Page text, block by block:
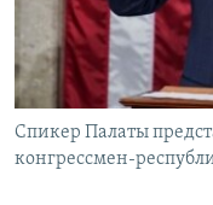
Спикер Палаты
конгрессмен-